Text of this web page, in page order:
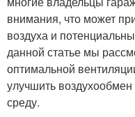
внимания, что может
воздуха и
данной статье мы
оптимальной
улучшить
среду.